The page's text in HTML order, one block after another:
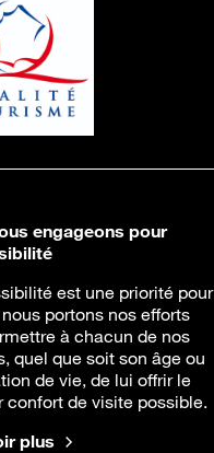
engageons pour
est une priorité pour
portons nos efforts
à chacun de nos
quel que soit son âge ou
de vie, de lui offrir le
confort de visite possible.
plus